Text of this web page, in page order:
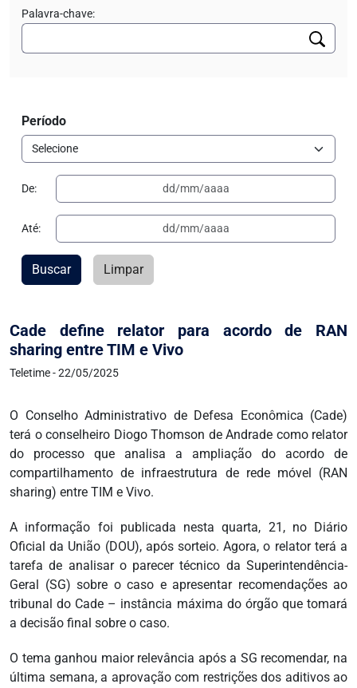
Cade define relator para acordo de RAN
sharing entre TIM e Vivo
Teletime - 22/05/2025
O Conselho Administrativo de Defesa Econômica (Cade)
terá o conselheiro Diogo Thomson de Andrade como relator
do processo que analisa a ampliação do acordo de
compartilhamento de infraestrutura de rede móvel (RAN
sharing) entre TIM e Vivo.
A informação foi publicada nesta quarta, 21, no Diário
Oficial da União (DOU), após sorteio. Agora, o relator terá a
tarefa de analisar o parecer técnico da Superintendência-
Geral (SG) sobre o caso e apresentar recomendações ao
tribunal do Cade – instância máxima do órgão que tomará
a decisão final sobre o caso.
O tema ganhou maior relevância após a SG recomendar, na
última semana, a aprovação com restrições dos aditivos ao
Palavra-chave:
Período
De:
Até:
Buscar Limpar